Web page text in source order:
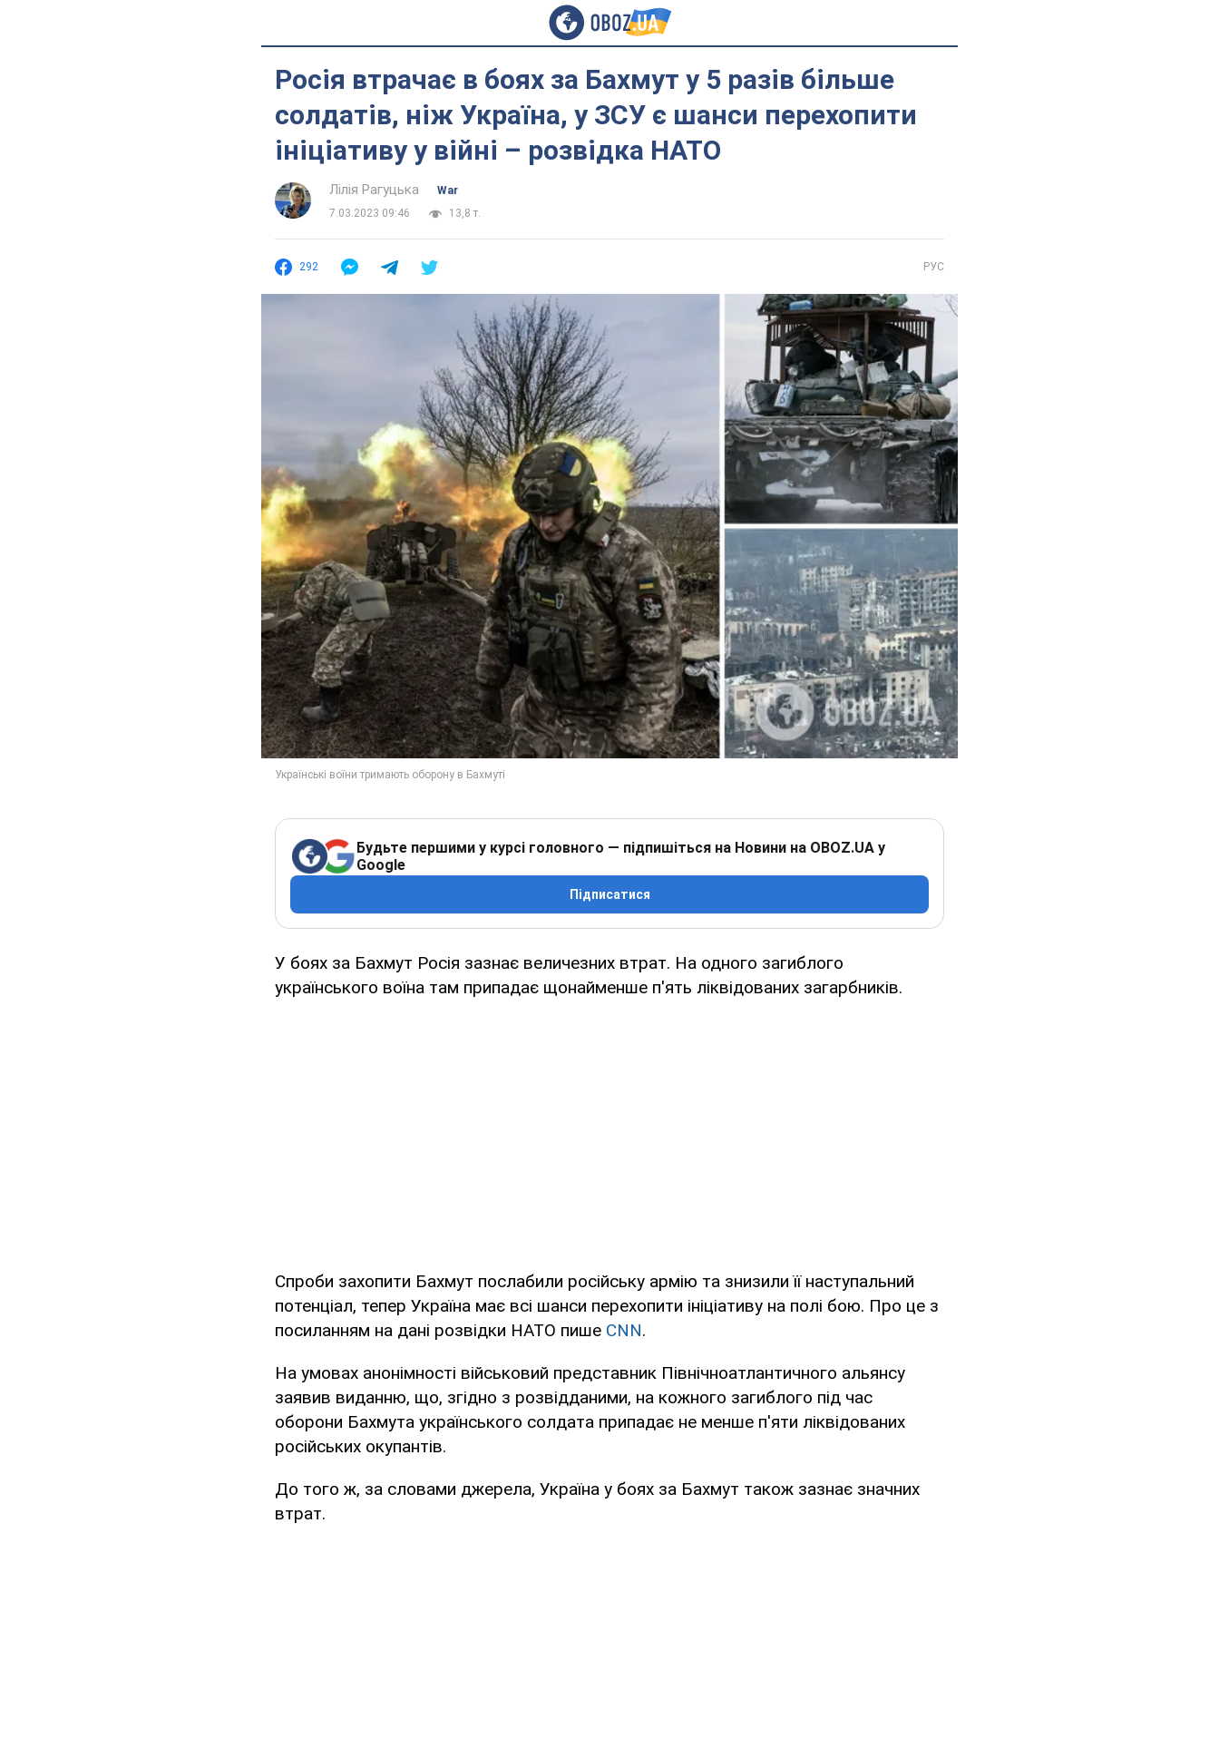
Росія втрачає в боях за Бахмут у 5 разів більше
солдатів, ніж Україна, у ЗСУ є шанси перехопити
ініціативу у війні – розвідка НАТО
Лілія Рагуцька
War
7.03.2023 09:46
13,8 т.
292 РУС
Будьте першими у курсі головного — підпишіться на Новини на OBOZ.UA у
Google
Підписатися
У боях за Бахмут Росія зазнає величезних втрат. На одного загиблого
українського воїна там припадає щонайменше п'ять ліквідованих загарбників.
Спроби захопити Бахмут послабили російську армію та знизили її наступальний
потенціал, тепер Україна має всі шанси перехопити ініціативу на полі бою. Про це з
посиланням на дані розвідки НАТО пише CNN.
На умовах анонімності військовий представник Північноатлантичного альянсу
заявив виданню, що, згідно з розвідданими, на кожного загиблого під час
оборони Бахмута українського солдата припадає не менше п'яти ліквідованих
російських окупантів.
До того ж, за словами джерела, Україна у боях за Бахмут також зазнає значних
втрат.